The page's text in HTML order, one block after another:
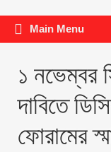
Main Menu
১ নভেম্বর
দাবিতে
ফোরামের